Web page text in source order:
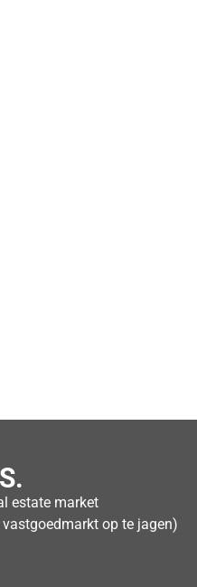
estate market
op te jagen)